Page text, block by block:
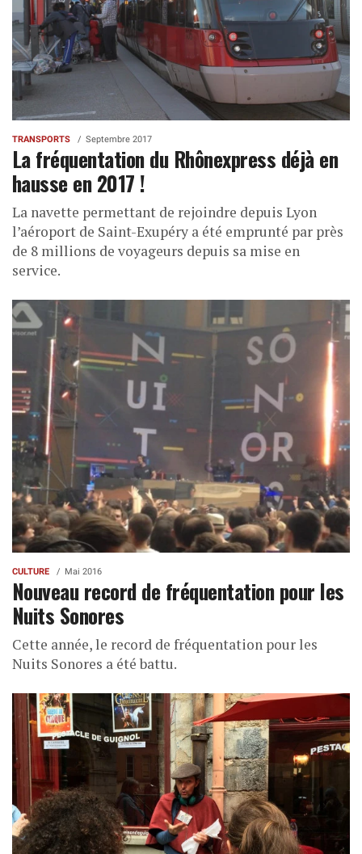
TRANSPORTS Septembre 2017
La fréquentation du Rhônexpress déjà en
hausse en 2017 !
La navette permettant de rejoindre depuis Lyon
l’aéroport de Saint-Exupéry a été emprunté par près
de 8 millions de voyageurs depuis sa mise en
service.
CULTURE Mai 2016
Nouveau record de fréquentation pour les
Nuits Sonores
Cette année, le record de fréquentation pour les
Nuits Sonores a été battu.